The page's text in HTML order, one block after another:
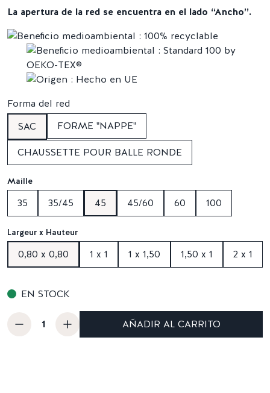
La apertura de la red se encuentra en el lado “Ancho”.
Forma del red
SAC
FORME "NAPPE"
CHAUSSETTE POUR BALLE RONDE
Maille
35 35/45 45 45/60 60 100
Largeur x Hauteur
0,80 x 0,80 1 x 1 1 x 1,50 1,50 x 1 2 x 1
EN STOCK
AÑADIR AL CARRITO